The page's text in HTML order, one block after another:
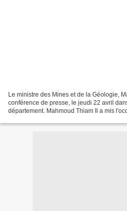
Le ministre des Mines et de la Géologie,
conférence de presse, le jeudi 22 avril
département. Mahmoud Thiam Il a mis